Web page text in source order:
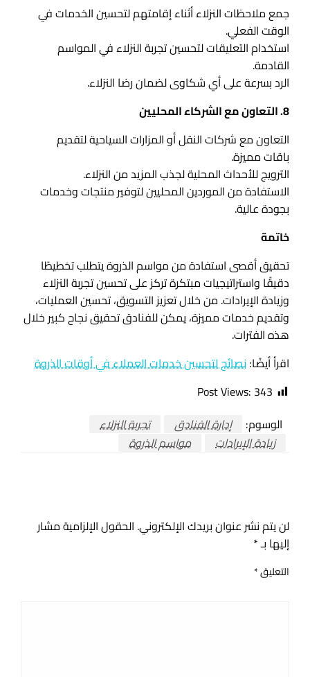
جمع ملاحظات النزلاء أثناء إقامتهم لتحسين الخدمات في
الوقت الفعلي.
استخدام التعليقات لتحسين تجربة النزلاء في المواسم
القادمة.
الرد بسرعة على أي شكاوى لضمان رضا النزلاء.
8. التعاون مع الشركاء المحليين
التعاون مع شركات النقل أو المزارات السياحية لتقديم
باقات مميزة.
الترويج للأحداث المحلية لجذب المزيد من النزلاء.
الاستفادة من الموردين المحليين لتوفير منتجات وخدمات
بجودة عالية.
خاتمة
تحقيق أقصى استفادة من مواسم الذروة يتطلب تخطيطًا
دقيقًا واستراتيجيات مبتكرة تركز على تحسين تجربة النزلاء
وزيادة الإيرادات. من خلال تعزيز التسويق، تحسين العمليات،
وتقديم خدمات مميزة، يمكن للفنادق تحقيق نجاح كبير خلال
هذه الفترات.
اقرأ أيضًا: نصائح لتحسين خدمات العملاء في أوقات الذروة
Post Views: 343
الوسوم:
إدارة الفنادق
تجربة النزلاء
زيادة الإيرادات
مواسم الذروة
لن يتم نشر عنوان بريدك الإلكتروني. الحقول الإلزامية مشار
إليها بـ*
التعليق*